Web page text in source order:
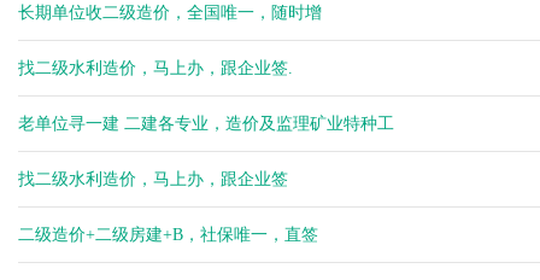
长期单位收二级造价，全国唯一，随时增
找二级水利造价，马上办，跟企业签.
老单位寻一建 二建各专业，造价及监理矿业特种工
找二级水利造价，马上办，跟企业签
二级造价+二级房建+B，社保唯一，直签